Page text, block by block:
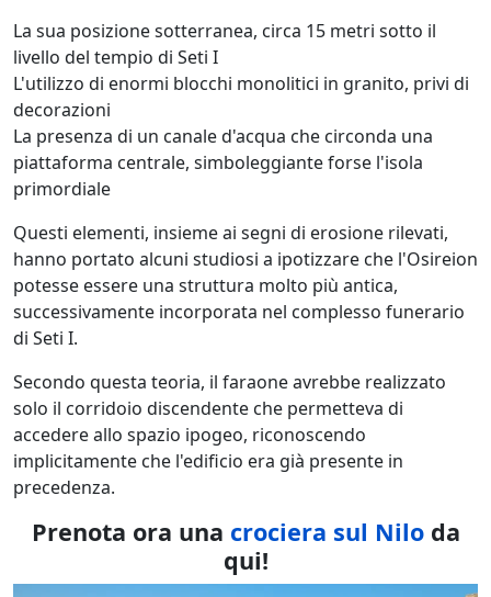
La sua posizione sotterranea, circa 15 metri sotto il
livello del tempio di Seti I
L'utilizzo di enormi blocchi monolitici in granito, privi di
decorazioni
La presenza di un canale d'acqua che circonda una
piattaforma centrale, simboleggiante forse l'isola
primordiale
Questi elementi, insieme ai segni di erosione rilevati,
hanno portato alcuni studiosi a ipotizzare che l'Osireion
potesse essere una struttura molto più antica,
successivamente incorporata nel complesso funerario
di Seti I.
Secondo questa teoria, il faraone avrebbe realizzato
solo il corridoio discendente che permetteva di
accedere allo spazio ipogeo, riconoscendo
implicitamente che l'edificio era già presente in
precedenza.
Prenota ora una crociera sul Niloda
qui!